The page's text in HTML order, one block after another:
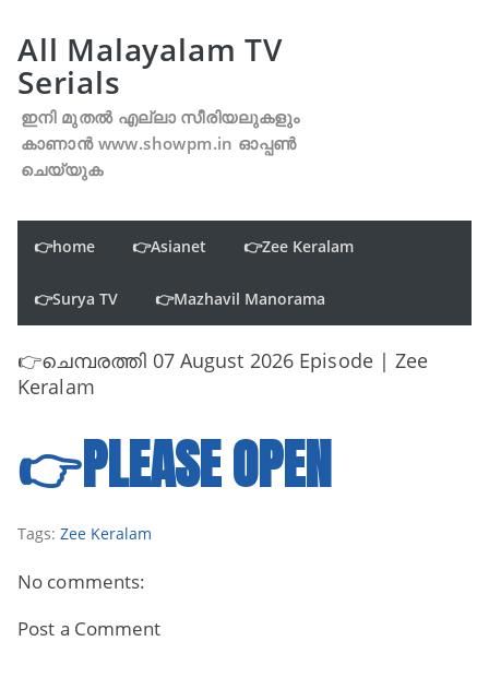
All Malayalam TV
Serials
ഇനി മുതൽ എല്ലാ സീരിയലുകളും
കാണാൻ www.showpm.in ഓപ്പൺ
ചെയ്യുക
👉home 👉Asianet 👉Zee Keralam
👉Surya TV 👉Mazhavil Manorama
👉ചെമ്പരത്തി 07 August 2026 Episode | Zee
Keralam
👉PLEASE OPEN
Tags: Zee Keralam
No comments:
Post a Comment